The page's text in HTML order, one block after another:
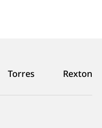
Torres Rexton